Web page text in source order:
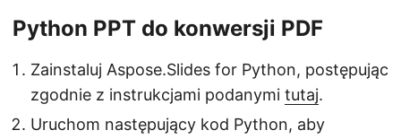
Python PPT do konwersji PDF
Zainstaluj Aspose.Slides for Python, postępując
zgodnie z instrukcjami podanymi tutaj.
Uruchom następujący kod Python, aby